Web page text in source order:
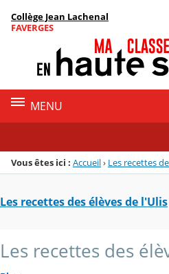
Menu de la rubrique
Contenu
Collège Jean Lachenal
FAVERGES
MENU
Vous êtes ici : Accueil› Les recettes
Les recettes des élèves de l'Ulis
Les recettes des